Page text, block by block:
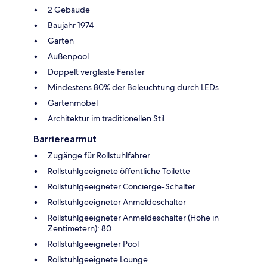
2 Gebäude
Baujahr 1974
Garten
Außenpool
Doppelt verglaste Fenster
Mindestens 80% der Beleuchtung durch LEDs
Gartenmöbel
Architektur im traditionellen Stil
Barrierearmut
Zugänge für Rollstuhlfahrer
Rollstuhlgeeignete öffentliche Toilette
Rollstuhlgeeigneter Concierge-Schalter
Rollstuhlgeeigneter Anmeldeschalter
Rollstuhlgeeigneter Anmeldeschalter (Höhe in
Zentimetern): 80
Rollstuhlgeeigneter Pool
Rollstuhlgeeignete Lounge